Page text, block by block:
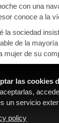
con una
conoce a la
la sociedad
de la
mujer de su
las cookies
un servicio
policy